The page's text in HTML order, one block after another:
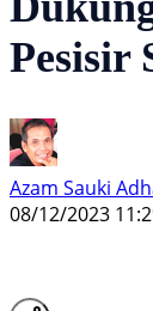
Pesisir
Azam Sauki
08/12/2023